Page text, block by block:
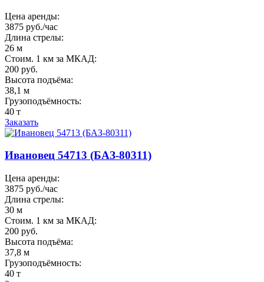
Цена аренды:
3875 руб./час
Длина стрелы:
26 м
Стоим. 1 км за МКАД:
200 руб.
Высота подъёма:
38,1 м
Грузоподъёмность:
40 т
Заказать
Ивановец 54713 (БАЗ-80311)
Цена аренды:
3875 руб./час
Длина стрелы:
30 м
Стоим. 1 км за МКАД:
200 руб.
Высота подъёма:
37,8 м
Грузоподъёмность:
40 т